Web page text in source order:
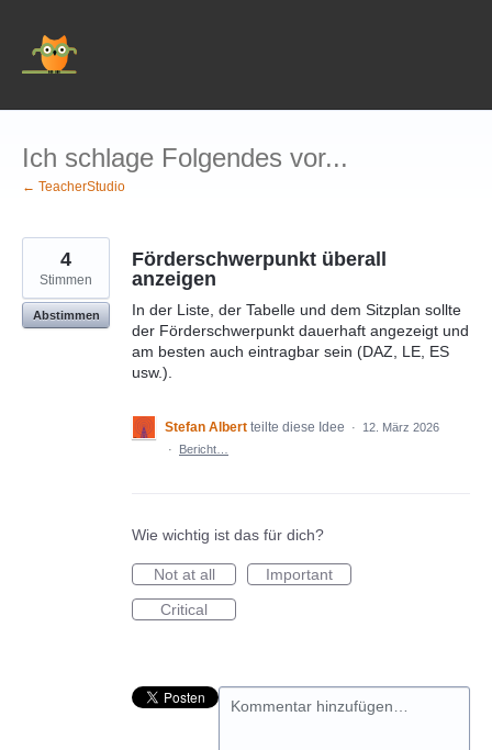
Inhalt
springen
Ich schlage Folgendes vor...
← TeacherStudio
Förderschwerpunkt überall
anzeigen
In der Liste, der Tabelle und dem Sitzplan sollte
der Förderschwerpunkt dauerhaft angezeigt und
am besten auch eintragbar sein (DAZ, LE, ES
usw.).
4
Stimmen
Abstimmen
Stefan Albert teilte diese Idee ·
12. März 2026
·
Bericht…
Wie wichtig ist das für dich?
Not at all
Important
Critical
Kommentar hinzufügen…